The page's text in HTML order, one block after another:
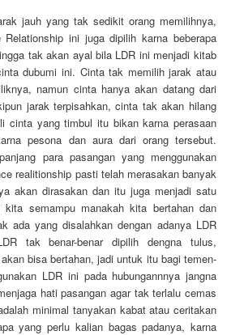
jauh yang tak sedikit orang memilihnya,
ini juga dipilih karna beberapa
tak akan ayal bila LDR ini menjadi kitab
dubumi ini. Cinta tak memilih jarak atau
namun cinta hanya akan datang dari
jarak terpisahkan, cinta tak akan hilang
cinta yang timbul itu bikan karna perasaan
pesona dan aura dari orang tersebut.
para pasangan yang menggunakan
realitionship pasti telah merasakan banyak
akan dirasakan dan itu juga menjadi satu
semampu manakah kita bertahan dan
ada yang disalahkan dengan adanya LDR
tak benar-benar dipilih dengna tulus,
bisa bertahan, jadi untuk itu bagi temen-
LDR ini pada hubungannnya jangna
hati pasangan agar tak terlalu cemas
minimal tanyakan kabat atau ceritakan
yang perlu kalian bagas padanya, karna